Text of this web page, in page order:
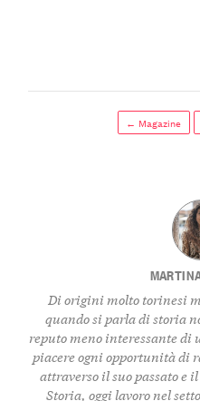
← Magazine
Di origini molto torinesi
quando si parla di storia
reputo meno interessante di
piacere ogni opportunità di
attraverso il suo passato e
Storia, oggi lavoro nel